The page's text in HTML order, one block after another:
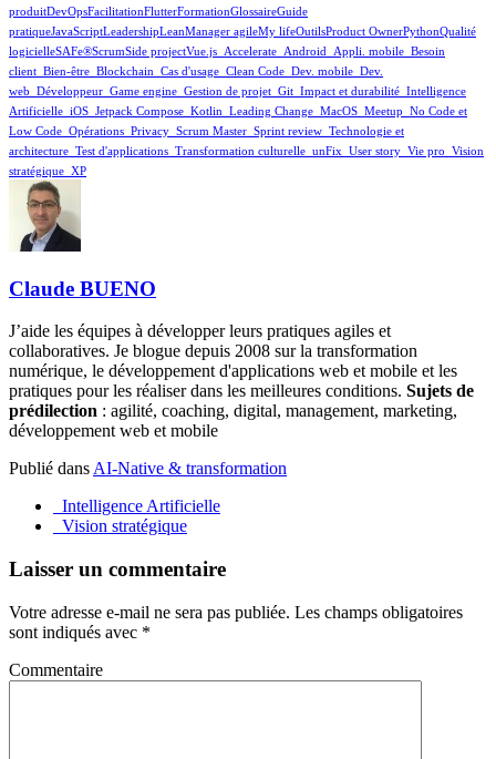
produitDevOpsFacilitationFlutterFormationGlossaireGuide
pratiqueJavaScriptLeadershipLeanManager agileMy lifeOutilsProduct OwnerPythonQualité
logicielleSAFe®ScrumSide projectVue.js _Accelerate _Android _Appli. mobile _Besoin
client _Bien-être _Blockchain _Cas d'usage _Clean Code _Dev. mobile _Dev.
web _Développeur _Game engine _Gestion de projet _Git _Impact et durabilité _Intelligence
Artificielle _iOS _Jetpack Compose _Kotlin _Leading Change _MacOS _Meetup _No Code et
Low Code _Opérations _Privacy _Scrum Master _Sprint review _Technologie et
architecture _Test d'applications _Transformation culturelle _unFix _User story _Vie pro _Vision
stratégique _XP
Claude BUENO
J’aide les équipes à développer leurs pratiques agiles et
collaboratives. Je blogue depuis 2008 sur la transformation
numérique, le développement d'applications web et mobile et les
pratiques pour les réaliser dans les meilleures conditions. Sujets de
prédilection : agilité, coaching, digital, management, marketing,
développement web et mobile
Publié dans AI-Native & transformation
_Intelligence Artificielle
_Vision stratégique
Laisser un commentaire
Votre adresse e-mail ne sera pas publiée. Les champs obligatoires
sont indiqués avec *
Commentaire